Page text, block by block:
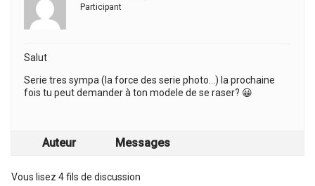
Participant
Salut
Serie tres sympa (la force des serie photo…) la prochaine
fois tu peut demander à ton modele de se raser? 😀
Auteur Messages
Vous lisez 4 fils de discussion